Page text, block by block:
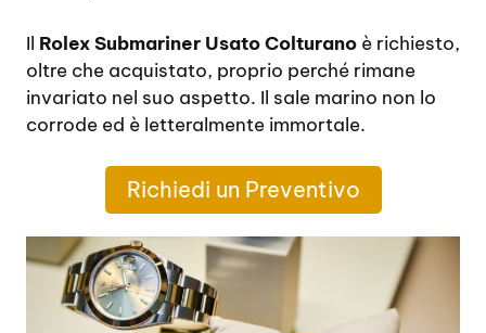
Il Rolex Submariner Usato Colturano è richiesto,
oltre che acquistato, proprio perché rimane
invariato nel suo aspetto. Il sale marino non lo
corrode ed è letteralmente immortale.
Richiedi un Preventivo